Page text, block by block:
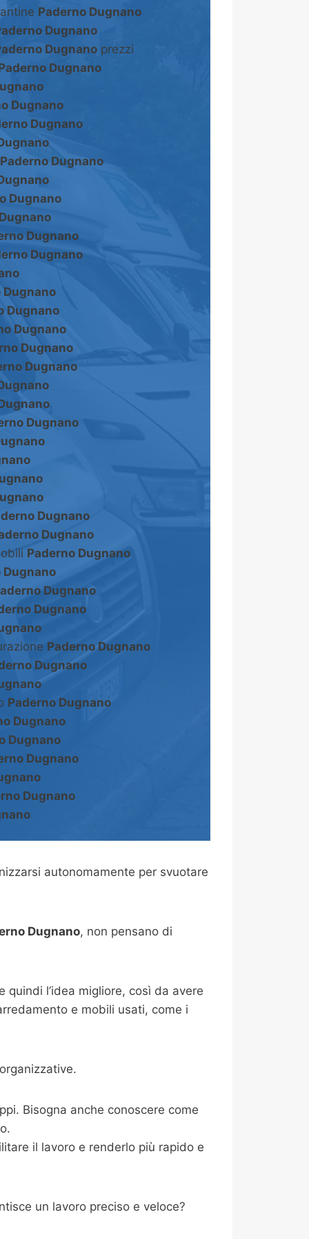
Paderno Dugnano
Dugnano
Dugnano prezzi
Dugnano
Dugnano
Dugnano
Paderno Dugnano
Dugnano
Dugnano
Dugnano
Dugnano
Dugnano
Dugnano
Dugnano
Dugnano
Dugnano
Dugnano
Dugnano
Paderno Dugnano
Dugnano
Dugnano
Dugnano
Paderno Dugnano
Dugnano
Paderno Dugnano
Dugnano
Dugnano
Dugnano
Dugnano
autonomamente per svuotare
Dugnano, non pensano di
quindi l’idea migliore, così da avere
e mobili usati, come i
Bisogna anche conoscere come
il lavoro e renderlo più rapido e
un lavoro preciso e veloce?